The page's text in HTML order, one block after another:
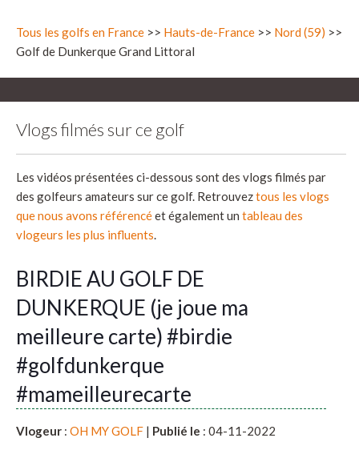
Tous les golfs en France >> Hauts-de-France >> Nord (59) >>
Golf de Dunkerque Grand Littoral
Vlogs filmés sur ce golf
Les vidéos présentées ci-dessous sont des vlogs filmés par
des golfeurs amateurs sur ce golf. Retrouveztous les vlogs
que nous avons référencéet également un tableau des
vlogeurs les plus influents.
BIRDIE AU GOLF DE
DUNKERQUE (je joue ma
meilleure carte) #birdie
#golfdunkerque
#mameilleurecarte
Vlogeur : OH MY GOLF | Publié le : 04-11-2022